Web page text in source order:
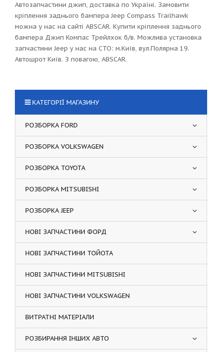
Автозапчастини джип, доставка по Україні. Замовити
кріплення заднього бампера Jeep Compass Trailhawk
можна у нас на сайті ABSCAR. Купити кріплення заднього
бампера Джип Компас Трейлхок б/в. Можлива установка
запчастини Jeep у нас на СТО: м.Київ, вул.Полярна 19.
Автошрот Київ. З повагою, ABSCAR.
КАТЕГОРІЇ МАГАЗИНУ
РОЗБОРКА FORD
РОЗБОРКА VOLKSWAGEN
РОЗБОРКА TOYOTA
РОЗБОРКА MITSUBISHI
РОЗБОРКА JEEP
НОВІ ЗАПЧАСТИНИ ФОРД
НОВІ ЗАПЧАСТИНИ ТОЙОТА
НОВІ ЗАПЧАСТИНИ MITSUBISHI
НОВІ ЗАПЧАСТИНИ VOLKSWAGEN
ВИТРАТНІ МАТЕРІАЛИ
РОЗБИРАННЯ ІНШИХ АВТО